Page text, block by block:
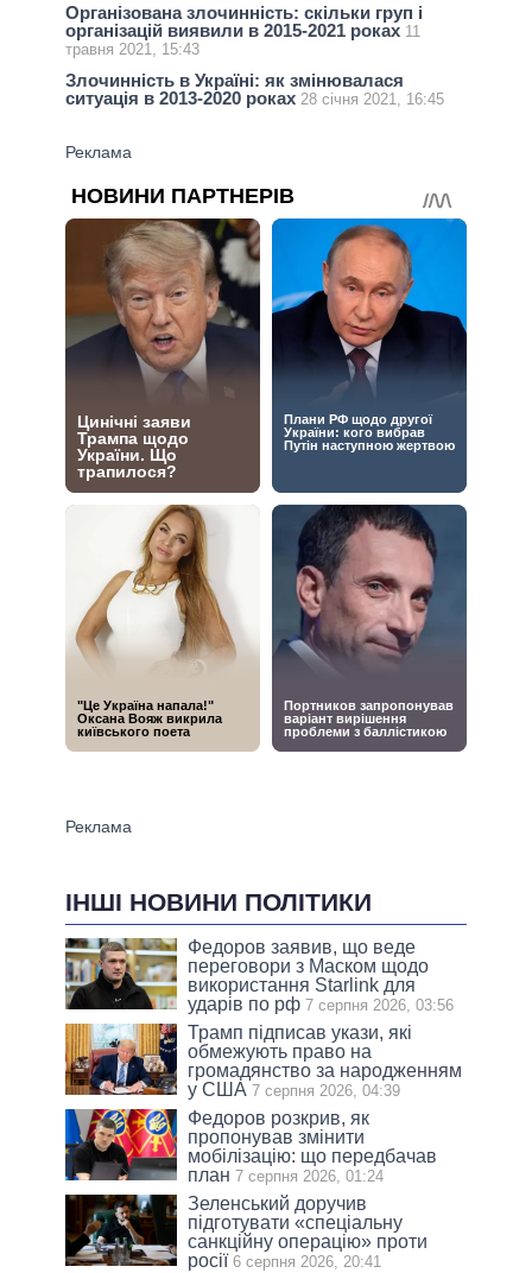
Організована злочинність: скільки груп і
організацій виявили в 2015-2021 роках 11
травня 2021, 15:43
Злочинність в Україні: як змінювалася
ситуація в 2013-2020 роках 28 січня 2021, 16:45
ІНШІ НОВИНИ ПОЛІТИКИ
Федоров заявив, що веде
переговори з Маском щодо
використання Starlink для
ударів по рф 7 серпня 2026, 03:56
Трамп підписав укази, які
обмежують право на
громадянство за народженням
у США 7 серпня 2026, 04:39
Федоров розкрив, як
пропонував змінити
мобілізацію: що передбачав
план 7 серпня 2026, 01:24
Зеленський доручив
підготувати «спеціальну
санкційну операцію» проти
росії 6 серпня 2026, 20:41